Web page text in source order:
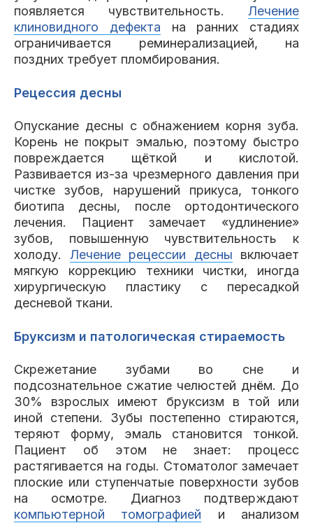
появляется чувствительность. Лечение
клиновидного дефекта на ранних стадиях
ограничивается реминерализацией, на
поздних требует пломбирования.
Рецессия десны
Опускание десны с обнажением корня зуба.
Корень не покрыт эмалью, поэтому быстро
повреждается щёткой и кислотой.
Развивается из-за чрезмерного давления при
чистке зубов, нарушений прикуса, тонкого
биотипа десны, после ортодонтического
лечения. Пациент замечает «удлинение»
зубов, повышенную чувствительность к
холоду. Лечение рецессии десны включает
мягкую коррекцию техники чистки, иногда
хирургическую пластику с пересадкой
десневой ткани.
Бруксизм и патологическая стираемость
Скрежетание зубами во сне и
подсознательное сжатие челюстей днём. До
30% взрослых имеют бруксизм в той или
иной степени. Зубы постепенно стираются,
теряют форму, эмаль становится тонкой.
Пациент об этом не знает: процесс
растягивается на годы. Стоматолог замечает
плоские или ступенчатые поверхности зубов
на осмотре. Диагноз подтверждают
компьютерной томографией и анализом